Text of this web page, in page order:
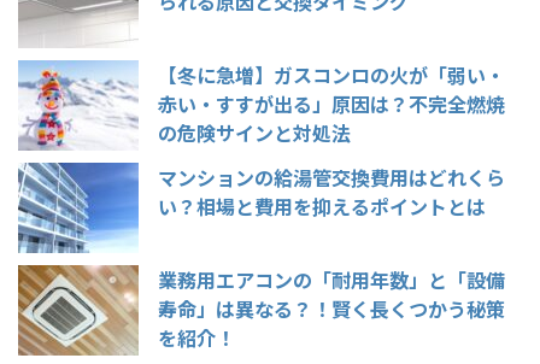
【冬に急増】ガスコンロの火が「弱い・
赤い・すすが出る」原因は？不完全燃焼
の危険サインと対処法
マンションの給湯管交換費用はどれくら
い？相場と費用を抑えるポイントとは
業務用エアコンの「耐用年数」と「設備
寿命」は異なる？！賢く長くつかう秘策
を紹介！